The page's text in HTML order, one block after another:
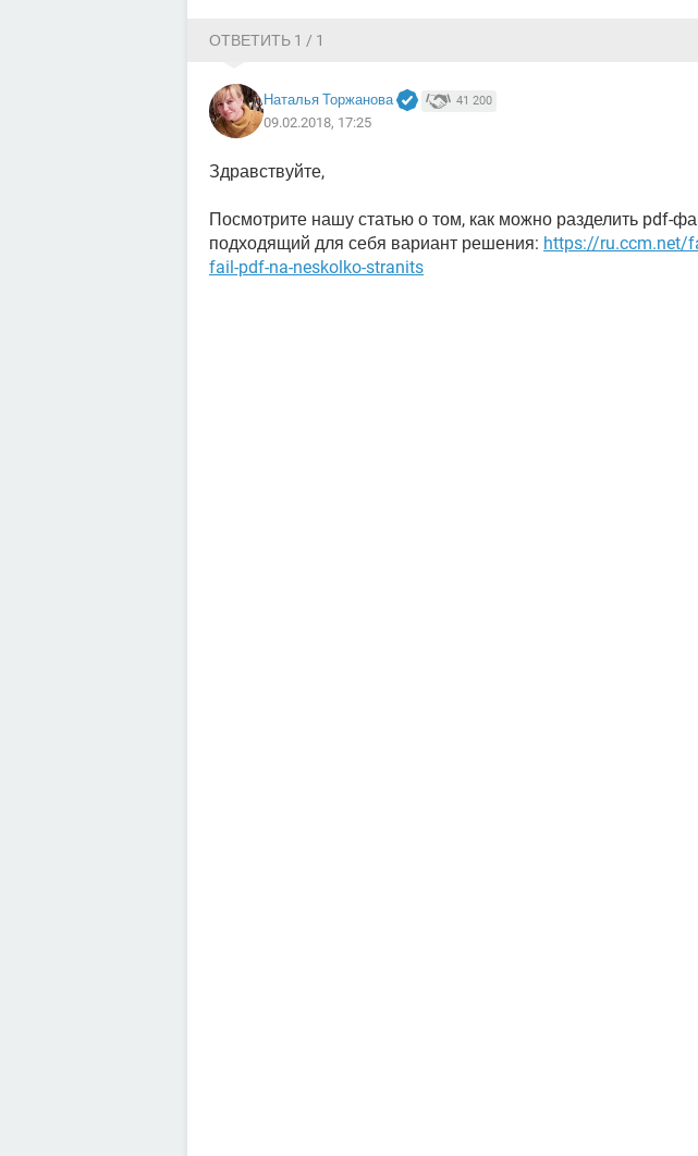
ОТВЕТИТЬ 1 / 1
Наталья Торжанова 41 200
09.02.2018, 17:25
Здравствуйте,
Посмотрите нашу статью о том, как можно разделить pdf-
подходящий для себя вариант решения: https://ru.ccm.net/
fail-pdf-na-neskolko-stranits